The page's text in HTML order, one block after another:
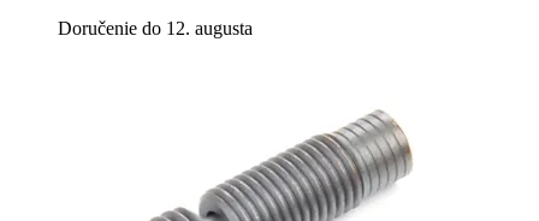
Doručenie do 12. augusta